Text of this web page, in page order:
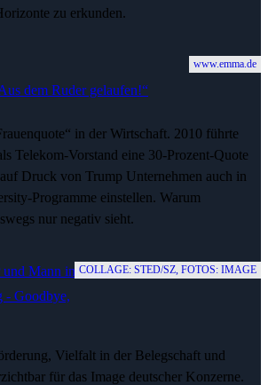
zu erkunden.
www.emma.de
dem Ruder gelaufen!“
in der Wirtschaft. 2010 führte
Telekom-Vorstand eine 30-Prozent-Quote
Druck von Trump Unternehmen auch in
Programme einstellen. Warum
nur negativ sieht.
COLLAGE: STED/SZ, FOTOS: IMAGE
- Goodbye,
Vielfalt in der Belegschaft und
für das Image deutscher Konzerne.